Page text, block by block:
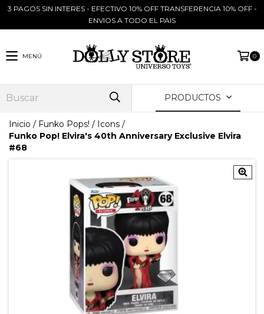
3 PAGOS SIN INTERES - EFECTIVO 10% OFF TRANSFERENCIA 10% OFF -
ENVIOS A TODO EL PAIS
MENÚ 0
PRODUCTOS
Inicio / Funko Pops! / Icons /
Funko Pop! Elvira's 40th Anniversary Exclusive Elvira
#68